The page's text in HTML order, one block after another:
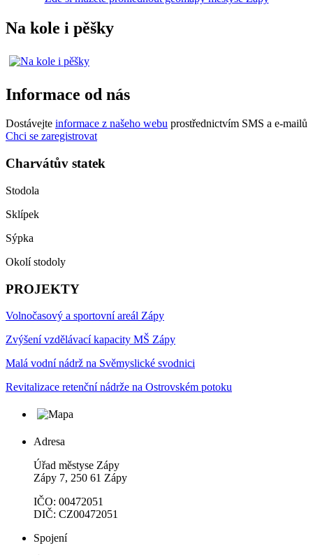
Na kole i pěšky
Informace od nás
Dostávejte informace z našeho webu prostřednictvím SMS a e-mailů
Chci se zaregistrovat
Charvátův statek
Stodola
Sklípek
Sýpka
Okolí stodoly
PROJEKTY
Volnočasový a sportovní areál Zápy
Zvýšení vzdělávací kapacity MŠ Zápy
Malá vodní nádrž na Svěmyslické svodnici
Revitalizace retenční nádrže na Ostrovském potoku
Adresa
Úřad městyse Zápy
Zápy 7, 250 61 Zápy
IČO: 00472051
DIČ: CZ00472051
Spojení